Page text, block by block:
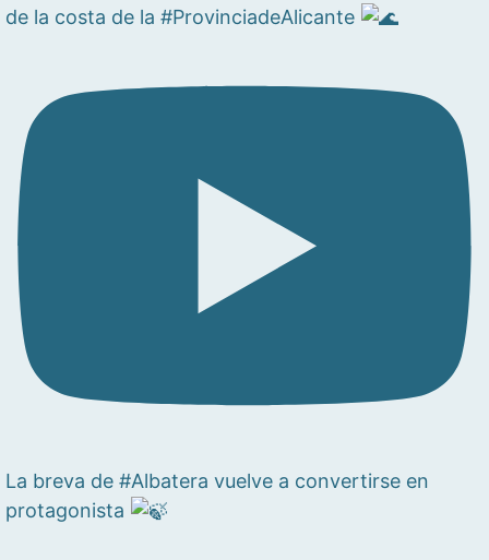
de la costa de la #ProvinciadeAlicante
La breva de #Albatera vuelve a convertirse en
protagonista